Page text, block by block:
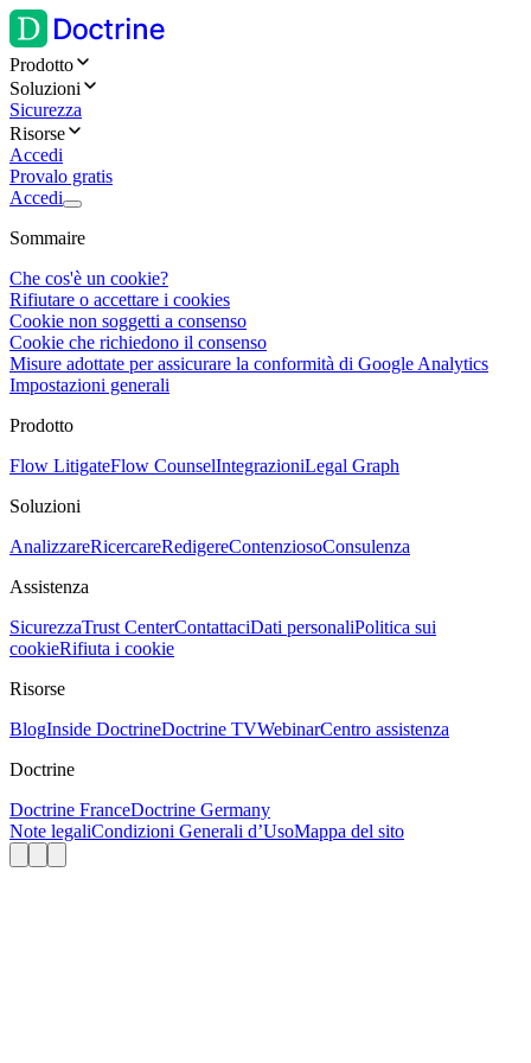
Prodotto
Soluzioni
Sicurezza
Risorse
Accedi
Provalo gratis
Accedi
Sommaire
Che cos'è un cookie?
Rifiutare o accettare i cookies
Cookie non soggetti a consenso
Cookie che richiedono il consenso
Misure adottate per assicurare la conformità di Google Analytics
Impostazioni generali
Prodotto
Flow LitigateFlow CounselIntegrazioniLegal Graph
Soluzioni
AnalizzareRicercareRedigereContenziosoConsulenza
Assistenza
SicurezzaTrust CenterContattaciDati personaliPolitica sui
cookieRifiuta i cookie
Risorse
BlogInside DoctrineDoctrine TVWebinarCentro assistenza
Doctrine
Doctrine FranceDoctrine Germany
Note legaliCondizioni Generali d’UsoMappa del sito